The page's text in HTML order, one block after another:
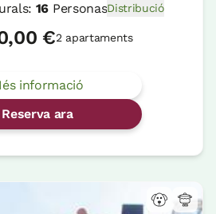
16 PersonasDistribució
€2 apartaments
informació
Reserva ara